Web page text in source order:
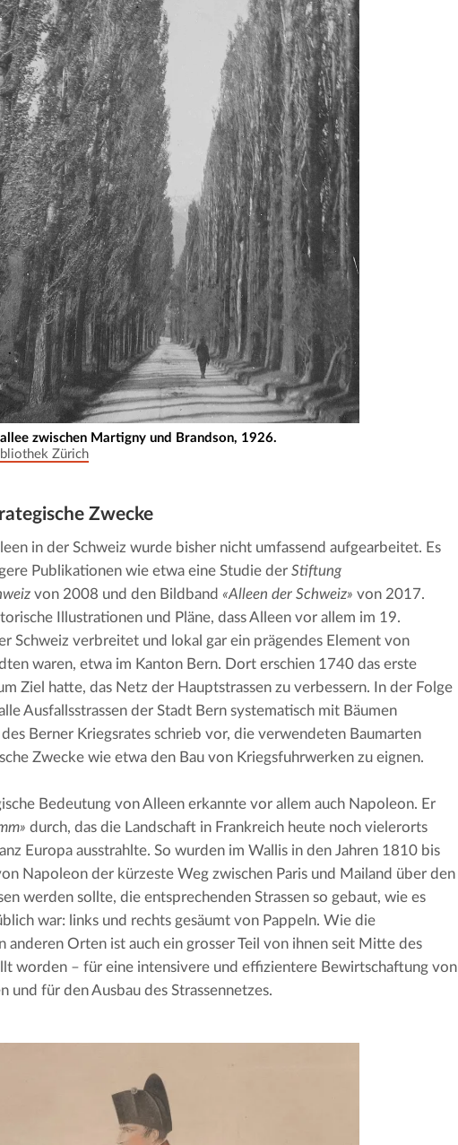
zwischen Martigny und Brandson, 1926.
Zürich
Zwecke
in der Schweiz wurde bisher nicht umfassend aufgearbeitet. Es
Publikationen wie etwa eine Studie der Stiftung
von 2008 und den Bildband «Alleen der Schweiz» von 2017.
Illustrationen und Pläne, dass Alleen vor allem im 19.
Schweiz verbreitet und lokal gar ein prägendes Element von
waren, etwa im Kanton Bern. Dort erschien 1740 das erste
Ziel hatte, das Netz der Hauptstrassen zu verbessern. In der Folge
Ausfallsstrassen der Stadt Bern systematisch mit Bäumen
Berner Kriegsrates schrieb vor, die verwendeten Baumarten
Zwecke wie etwa den Bau von Kriegsfuhrwerken zu eignen.
Bedeutung von Alleen erkannte vor allem auch Napoleon. Er
durch, das die Landschaft in Frankreich heute noch vielerorts
Europa ausstrahlte. So wurden im Wallis in den Jahren 1810 bis
Napoleon der kürzeste Weg zwischen Paris und Mailand über den
werden sollte, die entsprechenden Strassen so gebaut, wie es
war: links und rechts gesäumt von Pappeln. Wie die
anderen Orten ist auch ein grosser Teil von ihnen seit Mitte des
worden – für eine intensivere und effizientere Bewirtschaftung von
und für den Ausbau des Strassennetzes.